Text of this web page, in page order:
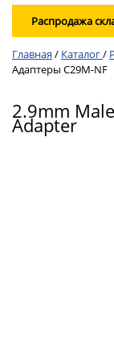
Распродажа
Главная / Каталог/
Адаптеры C29M-NF
2.9mm
Adapter